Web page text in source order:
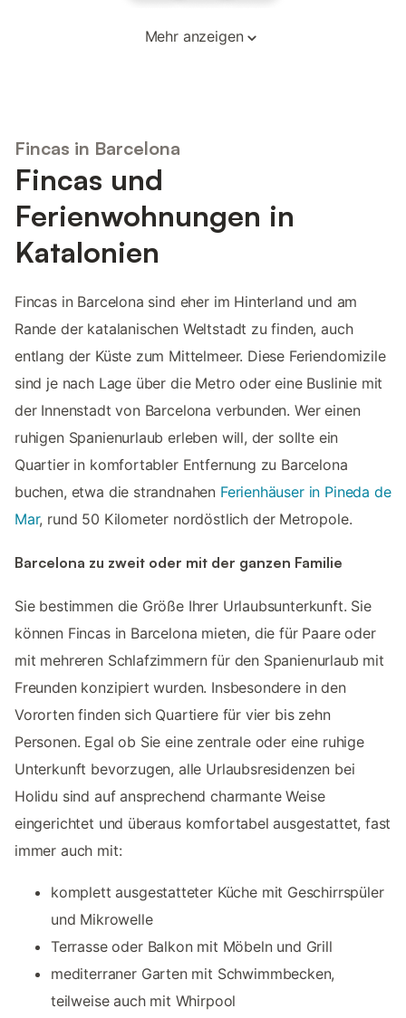
Mehr anzeigen
Fincas in Barcelona
Fincas und
Ferienwohnungen in
Katalonien
Fincas in Barcelona sind eher im Hinterland und am
Rande der katalanischen Weltstadt zu finden, auch
entlang der Küste zum Mittelmeer. Diese Feriendomizile
sind je nach Lage über die Metro oder eine Buslinie mit
der Innenstadt von Barcelona verbunden. Wer einen
ruhigen Spanienurlaub erleben will, der sollte ein
Quartier in komfortabler Entfernung zu Barcelona
buchen, etwa die strandnahen Ferienhäuser in Pineda de
Mar, rund 50 Kilometer nordöstlich der Metropole.
Barcelona zu zweit oder mit der ganzen Familie
Sie bestimmen die Größe Ihrer Urlaubsunterkunft. Sie
können Fincas in Barcelona mieten, die für Paare oder
mit mehreren Schlafzimmern für den Spanienurlaub mit
Freunden konzipiert wurden. Insbesondere in den
Vororten finden sich Quartiere für vier bis zehn
Personen. Egal ob Sie eine zentrale oder eine ruhige
Unterkunft bevorzugen, alle Urlaubsresidenzen bei
Holidu sind auf ansprechend charmante Weise
eingerichtet und überaus komfortabel ausgestattet, fast
immer auch mit:
komplett ausgestatteter Küche mit Geschirrspüler
und Mikrowelle
Terrasse oder Balkon mit Möbeln und Grill
mediterraner Garten mit Schwimmbecken,
teilweise auch mit Whirpool